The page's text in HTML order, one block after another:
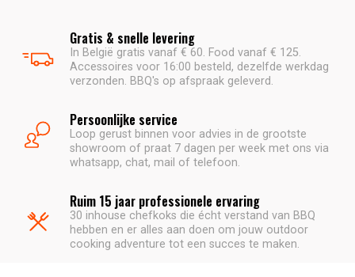
Gratis & snelle levering
In België gratis vanaf € 60. Food vanaf € 125.
Accessoires voor 16:00 besteld, dezelfde werkdag
verzonden. BBQ's op afspraak geleverd.
Persoonlijke service
Loop gerust binnen voor advies in de grootste
showroom of praat 7 dagen per week met ons via
whatsapp, chat, mail of telefoon.
Ruim 15 jaar professionele ervaring
30 inhouse chefkoks die écht verstand van BBQ
hebben en er alles aan doen om jouw outdoor
cooking adventure tot een succes te maken.